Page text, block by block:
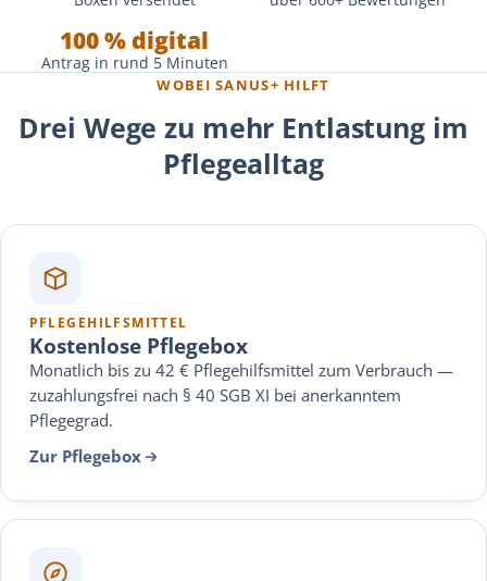
100 % digital
Antrag in rund 5 Minuten
WOBEI SANUS+ HILFT
Drei Wege zu mehr Entlastung im
Pflegealltag
PFLEGEHILFSMITTEL
Kostenlose Pflegebox
Monatlich bis zu 42 € Pflegehilfsmittel zum Verbrauch —
zuzahlungsfrei nach § 40 SGB XI bei anerkanntem
Pflegegrad.
Zur Pflegebox